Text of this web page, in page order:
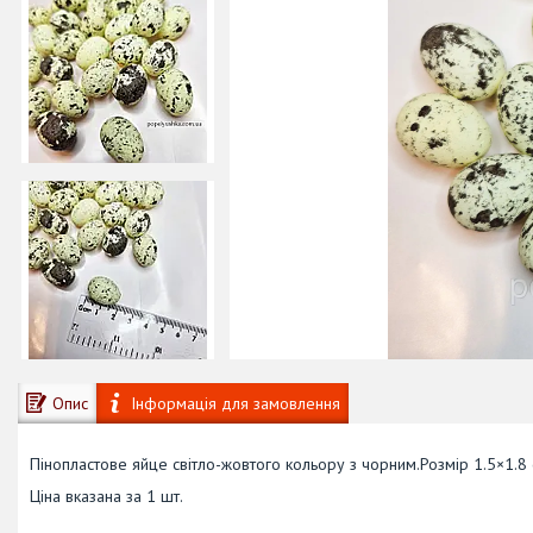
Опис Інформація для замовлення
Пінопластове яйце світло-жовтого кольору з чорним.Розмір 1.5×1.8
Ціна вказана за 1 шт.